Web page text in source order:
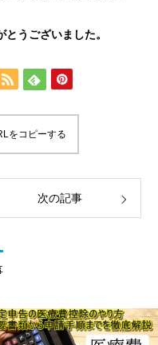
うございました。
をコピーする
次の記事